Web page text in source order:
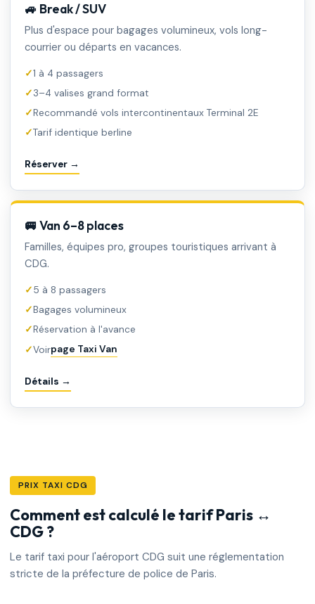
🚙 Break / SUV
Plus d'espace pour bagages volumineux, vols long-
courrier ou départs en vacances.
1 à 4 passagers
3–4 valises grand format
Recommandé vols intercontinentaux Terminal 2E
Tarif identique berline
Réserver →
🚐 Van 6–8 places
Familles, équipes pro, groupes touristiques arrivant à
CDG.
5 à 8 passagers
Bagages volumineux
Réservation à l'avance
Voirpage Taxi Van
Détails →
PRIX TAXI CDG
Comment est calculé le tarif Paris ↔
CDG ?
Le tarif taxi pour l'aéroport CDG suit une réglementation
stricte de la préfecture de police de Paris.